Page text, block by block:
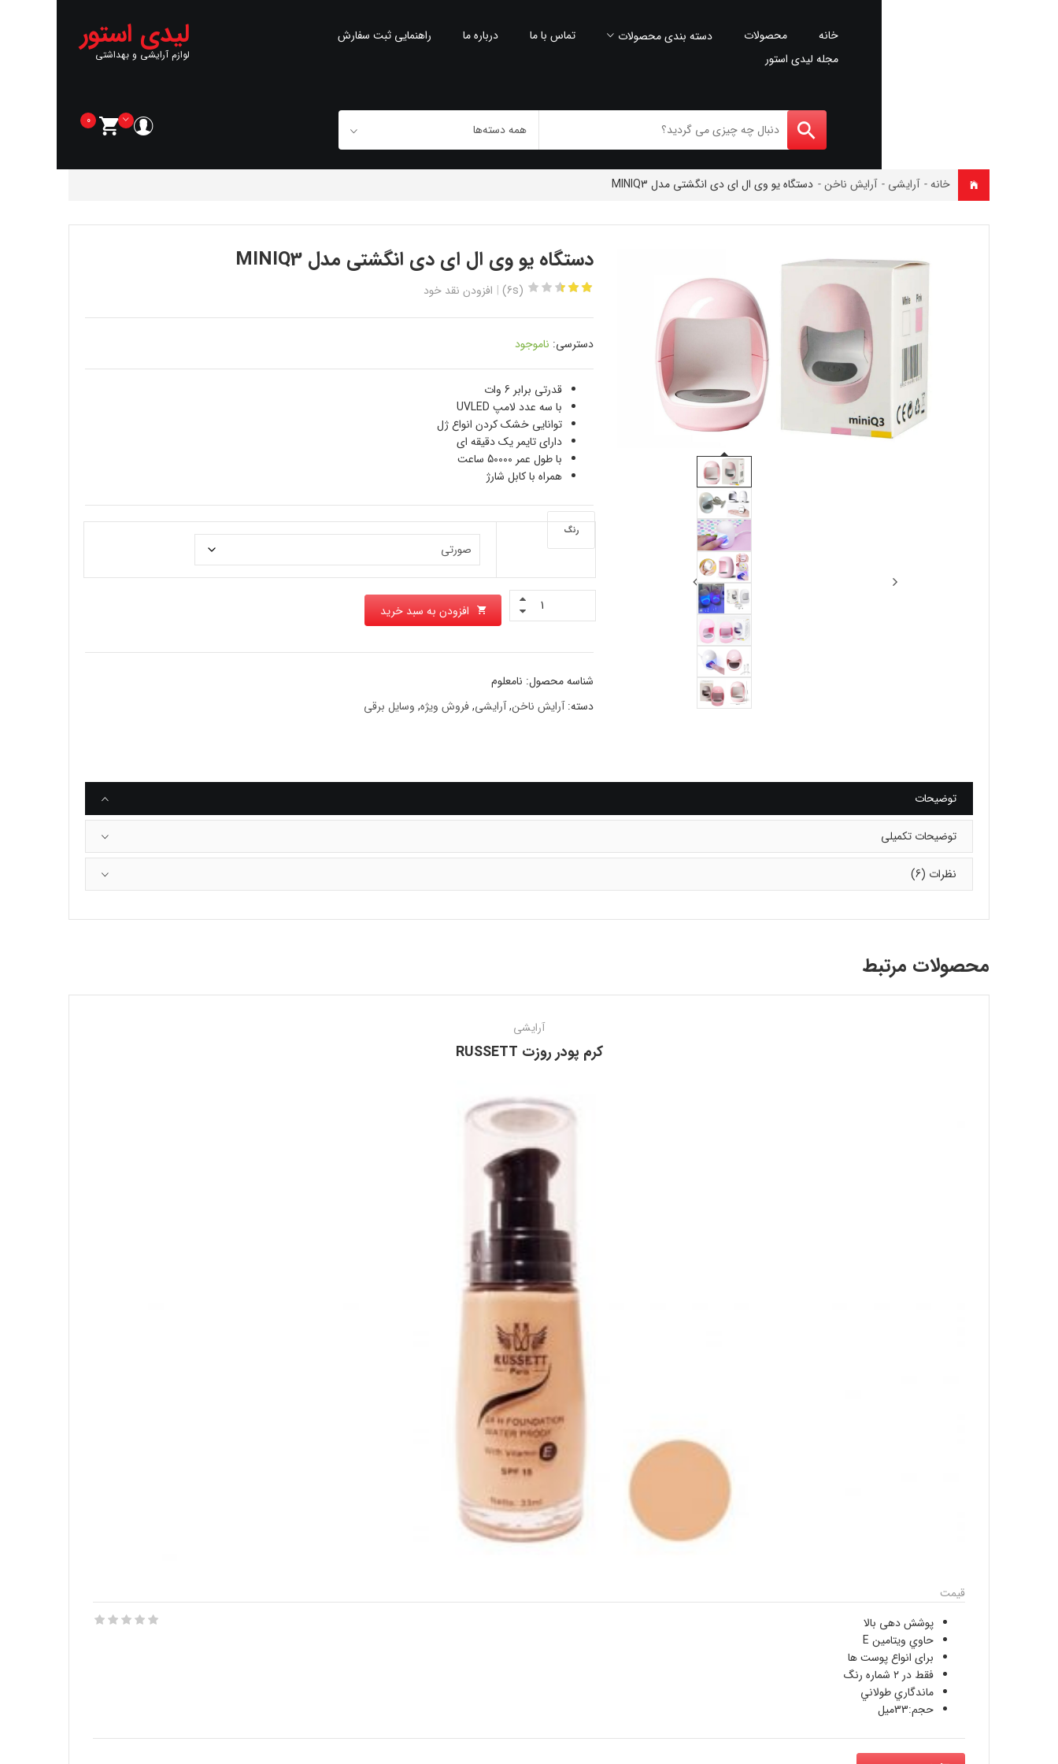
خانه محصولات دسته بندی محصولات تماس با ما درباره ما
راهنمایی ثبت سفارش
مجله لیدی استور
لیدی استور
لوازم آرایشی و بهداشتی
0
خانه - آرایشی - آرایش ناخن - دستگاه یو وی ال ای دی انگشتی مدل MINIQ3
دستگاه یو وی ال ای دی انگشتی مدل MINIQ3
(6s) افزودن نقد خود
دسترسی: ناموجود
قدرتی برابر 6 وات
با سه عدد لامپ UVLED
توانایی خشک کردن انواع ژل
دارای تایمر یک دقیقه ای
با طول عمر 50000 ساعت
همراه با کابل شارژ
رنگ
افزودن به سبد خرید
شناسه محصول: نامعلوم
دسته:آرایش ناخن,آرایشی,فروش ویژه, وسایل برقی
توضیحات
توضیحات تکمیلی
نظرات (6)
محصولات مرتبط
آرایشی
کرم پودر روزت RUSSETT
قیمت
پوشش دهی بالا
حاوي ويتامين E
برای انواع پوست ها
فقط در ۲ شماره رنگ
ماندگاري طولاني
حجم:33میل